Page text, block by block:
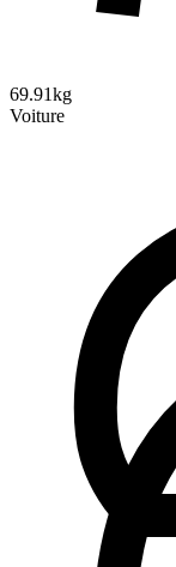
69.91kg
Voiture